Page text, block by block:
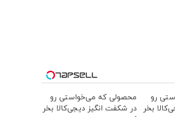
رو
بخر
محصولی که می‌خواستی رو
در شکفت انگیز دیجی‌کالا بخر